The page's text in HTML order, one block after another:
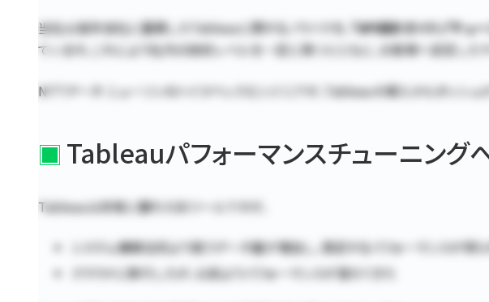
当社は長年自社に蓄積したTableauに関するノウハウを、 「API設計ガイド」「チュ
ています。これにより社内の技術レベルを一定に保つとともに、お客様へ安定した
NTTデータ ニューソンのハイスペックエンジニアが、Tableauの導入からダッシュ
Tableauパフォーマンスチューニング
Tableauは非常に優れたBIツールですが、
システム構築当初より扱うデータ量が増加し、満足するパフォーマンスが得ら
クラウドに移行したが、以前よりパフォーマンスが落ちてきた